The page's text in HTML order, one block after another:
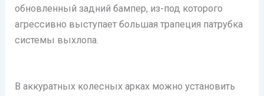
обновленный задний бампер, из-под которого
агрессивно выступает большая трапеция патрубка
системы выхлопа.
В аккуратных колесных арках можно установить